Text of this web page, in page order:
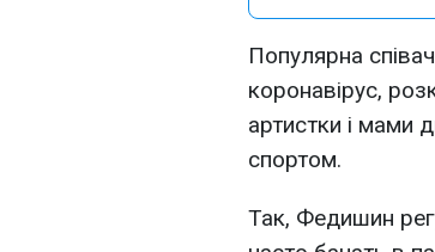
Популярна
коронавірус,
артистки і мами
спортом.
Так, Федишин